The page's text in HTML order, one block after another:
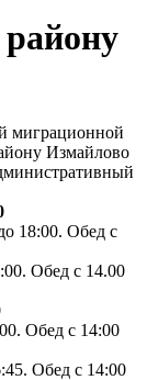
миграционной
Измайлово
18:00. Обед с
Обед с 14.00
Обед с 14:00
Обед с 14:00